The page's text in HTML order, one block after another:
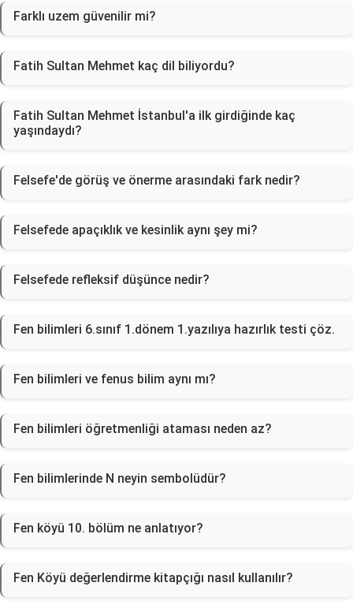
Farklı uzem güvenilir mi?
Fatih Sultan Mehmet kaç dil biliyordu?
Fatih Sultan Mehmet İstanbul'a ilk girdiğinde kaç
yaşındaydı?
Felsefe'de görüş ve önerme arasındaki fark nedir?
Felsefede apaçıklık ve kesinlik aynı şey mi?
Felsefede refleksif düşünce nedir?
Fen bilimleri 6.sınıf 1.dönem 1.yazılıya hazırlık testi çöz.
Fen bilimleri ve fenus bilim aynı mı?
Fen bilimleri öğretmenliği ataması neden az?
Fen bilimlerinde N neyin sembolüdür?
Fen köyü 10. bölüm ne anlatıyor?
Fen Köyü değerlendirme kitapçığı nasıl kullanılır?